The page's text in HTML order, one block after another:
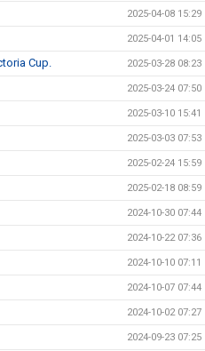
2025-04-08 15:29
2025-04-01 14:05
Cup. 2025-03-28 08:23
2025-03-24 07:50
2025-03-10 15:41
2025-03-03 07:53
2025-02-24 15:59
2025-02-18 08:59
2024-10-30 07:44
2024-10-22 07:36
2024-10-10 07:11
2024-10-07 07:44
2024-10-02 07:27
2024-09-23 07:25